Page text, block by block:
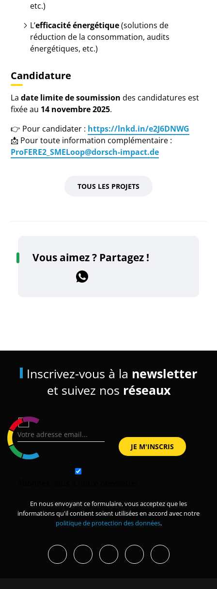
etc.)
L’efficacité énergétique(solutions de
réduction de la consommation, audits
énergétiques, etc.)
Candidature
Ladate limite de soumission des candidatures est
fixée au 14 novembre 2025.
👉 Pour candidater : https://lnkd.in/e2J6DNWG
📩 Pour toute information complémentaire :
ProFERE2_SMELoop@dorsch-impact.de
TOUS LES PROJETS
Vous aimez ? Partagez !
Inscrivez-vous à la newsletter
et suivez nos réseaux
En nous envoyant ce formulaire, vous acceptez que les
informations qu'il contient soient utilisées en accord avec notre
politique de protection des données.